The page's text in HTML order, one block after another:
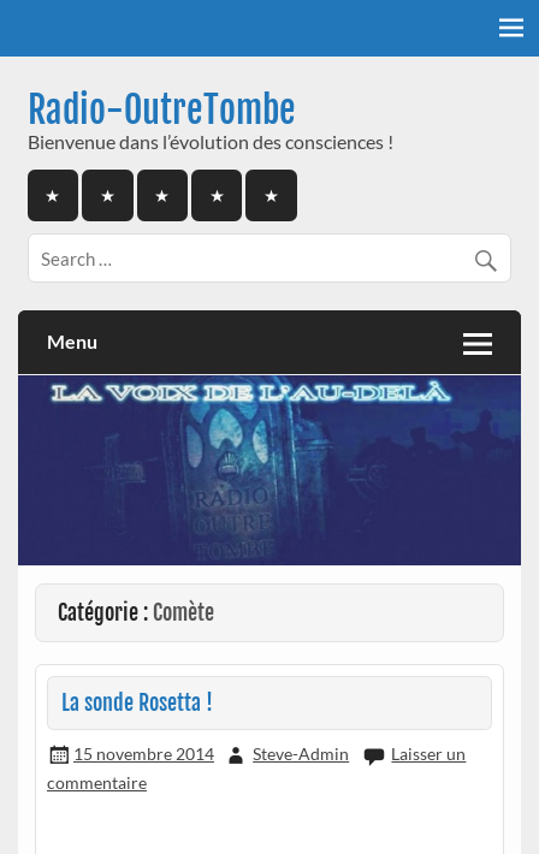
Radio-OutreTombe
Bienvenue dans l’évolution des consciences !
Menu
Catégorie : Comète
La sonde Rosetta !
15 novembre 2014 Steve-Admin
Laisser un
commentaire